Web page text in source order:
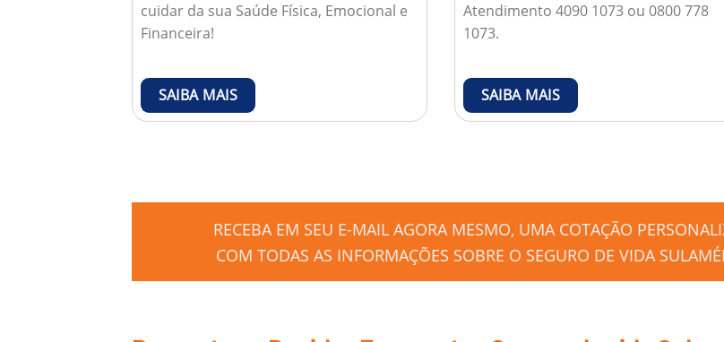
cuidar da sua Saúde Física, Emocional e
Financeira!
SAIBA MAIS
Atendimento 4090 1073 ou 0800 778
1073.
SAIBA MAIS
RECEBA EM SEU E-MAIL AGORA MESMO, UMA COTAÇÃO
COM TODAS AS INFORMAÇÕES SOBRE O SEGURO DE VIDA